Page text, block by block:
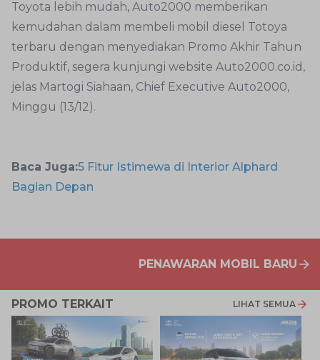
Toyota lebih mudah, Auto2000 memberikan
kemudahan dalam membeli mobil diesel Totoya
terbaru dengan menyediakan Promo Akhir Tahun
Produktif, segera kunjungi website Auto2000.co.id,
jelas Martogi Siahaan, Chief Executive Auto2000,
Minggu (13/12).
Baca Juga:5 Fitur Istimewa di Interior Alphard
Bagian Depan
PENAWARAN MOBIL BARU
PROMO TERKAIT LIHAT SEMUA